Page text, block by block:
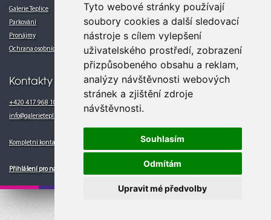
Tyto webové stránky používají
soubory cookies a další sledovací
nástroje s cílem vylepšení
uživatelského prostředí, zobrazení
přizpůsobeného obsahu a reklam,
analýzy návštěvnosti webových
stránek a zjištění zdroje
návštěvnosti.
Souhlasím
Odmítám
Upravit mé předvolby
Galerie Teplice
Parkování
Pronájmy
Ochrana osobních údajů
Kontakty
+420 417 968 102
info@galerieteplice.cz
Kompletní kontakty
Přihlášení pro nájemce